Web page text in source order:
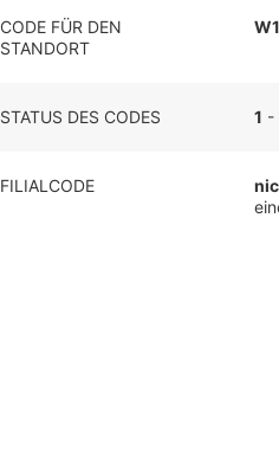
CODE FÜR DEN
STANDORT
W1
STATUS DES CODES 1 -
FILIALCODE